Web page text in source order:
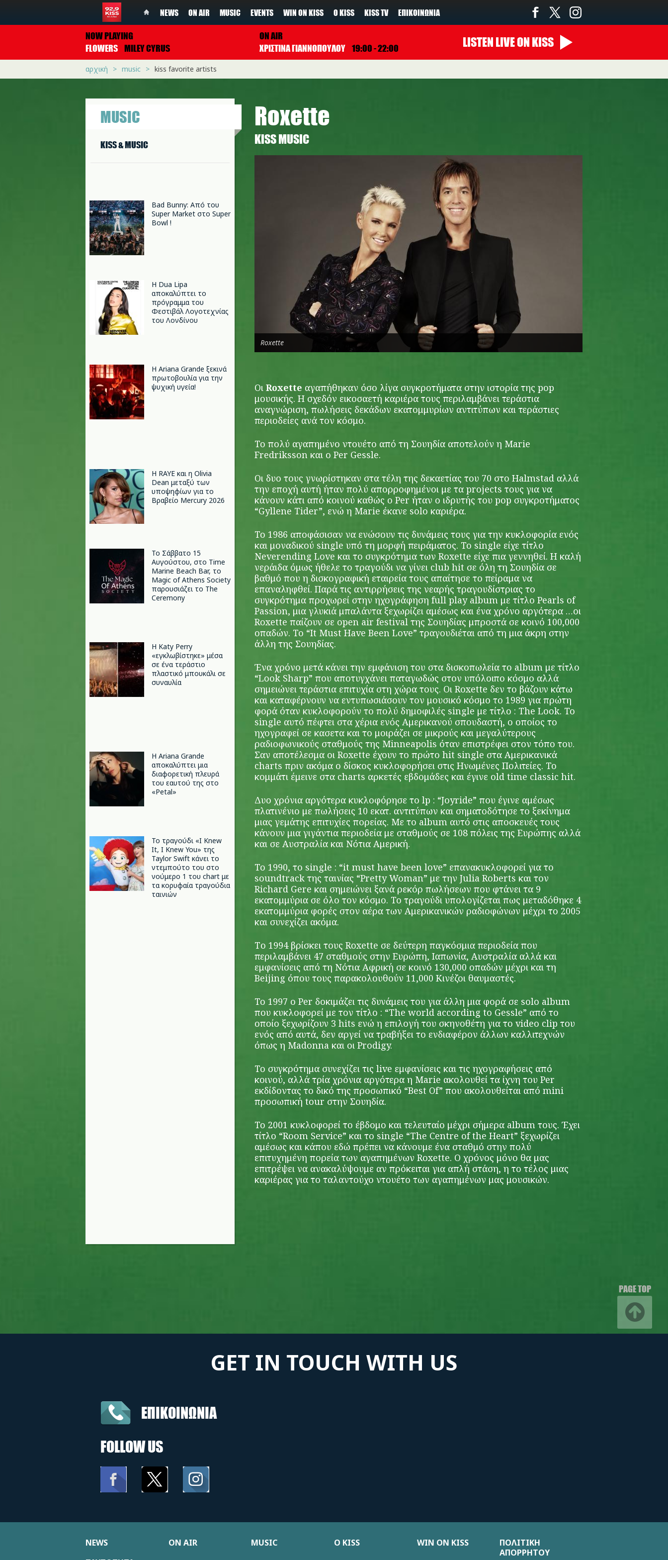
NEWS ON AIR MUSIC EVENTS WIN ON KISS Ο KISS KISS TV ΕΠΙΚΟΙΝΩΝΊΑ
NOW PLAYING
FLOWERS MILEY CYRUS
ON AIR
ΧΡΙΣΤΙΝΑ ΓΙΑΝΝΟΠΟΥΛΟΥ 19:00 - 22:00 LISTEN LIVEON KISS
αρχική music kiss favorite artists
MUSIC
KISS & MUSIC
Bad Bunny: Από του
Super Market στο Super
Bowl !
Η Dua Lipa
αποκαλύπτει το
πρόγραμμα του
Φεστιβάλ Λογοτεχνίας
του Λονδίνου
Η Ariana Grande ξεκινά
πρωτοβουλία για την
ψυχική υγεία!
Η RAYE και η Olivia
Dean μεταξύ των
υποψηφίων για το
Βραβείο Mercury 2026
Το Σάββατο 15
Αυγούστου, στο Time
Marine Beach Bar, το
Magic of Athens Society
παρουσιάζει το The
Ceremony
H Katy Perry
«εγκλωβίστηκε» μέσα
σε ένα τεράστιο
πλαστικό μπουκάλι σε
συναυλία
Η Ariana Grande
αποκαλύπτει μια
διαφορετική πλευρά
του εαυτού της στο
«Petal»
Το τραγούδι «I Knew
It, I Knew You» της
Taylor Swift κάνει το
ντεμπούτο του στο
νούμερο 1 του chart με
τα κορυφαία τραγούδια
ταινιών
Roxette
ΚISS MUSIC
roxette.jpg
Roxette
Οι Roxette αγαπήθηκαν όσο λίγα συγκροτήματα στην ιστορία της pop
μουσικής. Η σχεδόν εικοσαετή καριέρα τους περιλαμβάνει τεράστια
αναγνώριση, πωλήσεις δεκάδων εκατομμυρίων αντιτύπων και τεράστιες
περιοδείες ανά τον κόσμο.
To πολύ αγαπημένο ντουέτο από τη Σουηδία αποτελούν η Marie
Fredriksson και ο Per Gessle.
Οι δυο τους γνωρίστηκαν στα τέλη της δεκαετίας του 70 στo Halmstad αλλά
την εποχή αυτή ήταν πολύ απορροφημένοι με τα projects τους για να
κάνουν κάτι από κοινού καθώς ο Per ήταν ο ιδρυτής του pop συγκροτήματος
“Gyllene Tider”, ενώ η Marie έκανε solo καριέρα.
Το 1986 αποφάσισαν να ενώσουν τις δυνάμεις τους για την κυκλοφορία ενός
και μοναδικού single υπό τη μορφή πειράματος. Το single είχε τίτλο
Neverending Love και το συγκρότημα των Roxette είχε πια γεννηθεί. Η καλή
νεράιδα όμως ήθελε το τραγούδι να γίνει club hit σε όλη τη Σουηδία σε
βαθμό που η δισκογραφική εταιρεία τους απαίτησε το πείραμα να
επαναληφθεί. Παρά τις αντιρρήσεις της νεαρής τραγουδίστριας το
συγκρότημα προχωρεί στην ηχογράφηση full play album με τίτλο Pearls of
Passion, μια γλυκιά μπαλάντα ξεχωρίζει αμέσως και ένα χρόνο αργότερα …oι
Roxette παίζουν σε open air festival της Σουηδίας μπροστά σε κοινό 100,000
οπαδών. Το “It Must Have Been Love” τραγουδιέται από τη μια άκρη στην
άλλη της Σουηδίας.
Ένα χρόνο μετά κάνει την εμφάνιση του στα δισκοπωλεία το album με τίτλο
“Look Sharp” που αποτυγχάνει παταγωδώς στον υπόλοιπο κόσμο αλλά
σημειώνει τεράστια επιτυχία στη χώρα τους. Οι Roxette δεν το βάζουν κάτω
και καταφέρνουν να εντυπωσιάσουν τον μουσικό κόσμο το 1989 για πρώτη
φορά όταν κυκλοφορούν το πολύ δημοφιλές single με τίτλο : The Look. Το
single αυτό πέφτει στα χέρια ενός Αμερικανού σπουδαστή, ο οποίος το
ηχογραφεί σε κασετα και το μοιράζει σε μικρούς και μεγαλύτερους
ραδιοφωνικούς σταθμούς της Minneapolis όταν επιστρέφει στον τόπο του.
Σαν αποτέλεσμα οι Roxette έχουν το πρώτο hit single στα Αμερικανικά
charts πριν ακόμα ο δίσκος κυκλοφορήσει στις Ηνωμένες Πολιτείες. Το
κομμάτι έμεινε στα charts αρκετές εβδομάδες και έγινε old time classic hit.
Δυο χρόνια αργότερα κυκλοφόρησε το lp : “Joyride” που έγινε αμέσως
πλατινένιο με πωλήσεις 10 εκατ. αντιτύπων και σηματοδότησε το ξεκίνημα
μιας γεμάτης επιτυχίες πορείας. Με το album αυτό στις αποσκευές τους
κάνουν μια γιγάντια περιοδεία με σταθμούς σε 108 πόλεις της Ευρώπης αλλά
και σε Αυστραλία και Νότια Αμερική.
To 1990, το single : “it must have been love” επανακυκλοφορεί για το
soundtrack της ταινίας “Pretty Woman” με την Julia Roberts και τον
Richard Gere και σημειώνει ξανά ρεκόρ πωλήσεων που φτάνει τα 9
εκατομμύρια σε όλο τον κόσμο. Το τραγούδι υπολογίζεται πως μεταδόθηκε 4
εκατoμμύρια φορές στον αέρα των Αμερικανικών ραδιοφώνων μέχρι το 2005
και συνεχίζει ακόμα.
Τo 1994 βρίσκει τους Roxette σε δεύτερη παγκόσμια περιοδεία που
περιλαμβάνει 47 σταθμούς στην Ευρώπη, Ιαπωνία, Αυστραλία αλλά και
εμφανίσεις από τη Νότια Αφρική σε κοινό 130,000 οπαδών μέχρι και τη
Beijing όπου τους παρακολουθούν 11,000 Κινέζοι θαυμαστές.
Το 1997 ο Per δοκιμάζει τις δυνάμεις του για άλλη μια φορά σε solo album
που κυκλοφορεί με τον τίτλο : “The world according to Gessle” από το
οποίο ξεχωρίζουν 3 hits ενώ η επιλογή του σκηνοθέτη για το video clip του
ενός από αυτά, δεν αργεί να τραβήξει το ενδιαφέρον άλλων καλλιτεχνών
όπως η Madonna και οι Prodigy.
Το συγκρότημα συνεχίζει τις live εμφανίσεις και τις ηχογραφήσεις από
κοινού, αλλά τρία χρόνια αργότερα η Marie ακολουθεί τα ίχνη του Per
εκδίδοντας το δικό της προσωπικό “Best Of” που ακολουθείται από mini
προσωπική tour στην Σουηδία.
Το 2001 κυκλοφορεί το έβδομο και τελευταίο μέχρι σήμερα album τους. Έχει
τίτλο “Room Service” και το single “The Centre of the Heart” ξεχωρίζει
αμέσως και κάπου εδώ πρέπει να κάνουμε ένα σταθμό στην πολύ
επιτυχημένη πορεία των αγαπημένων Roxette. Ο χρόνος μόνο θα μας
επιτρέψει να ανακαλύψουμε αν πρόκειται για απλή στάση, η το τέλος μιας
καριέρας για το ταλαντούχο ντουέτο των αγαπημένων μας μουσικών.
PAGE TOP
GET IN TOUCH WITH US
ΕΠΙΚΟΙΝΩΝΙΑ
FOLLOW US
NEWS ON AIR MUSIC Ο KISS WIN ON KISS
ΠΟΛΙΤΙΚΗ
ΑΠΟΡΡΗΤΟΥ